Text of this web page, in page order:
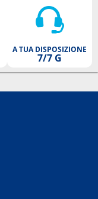
A TUA DISPOSIZIONE
7/7 G